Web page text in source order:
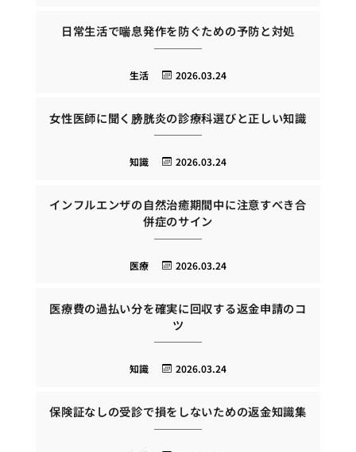
日常生活で喘息発作を防ぐための予防と対処
2026.03.24
生活
女性医師に聞く膀胱炎の診療科選びと正しい知識
2026.03.24
知識
インフルエンザの自然治癒期間中に注意すべき合
併症のサイン
2026.03.24
医療
医療費の過払い分を確実に回収する返金申請のコ
ツ
2026.03.24
知識
保険証なしの受診で損をしないための返金知識集